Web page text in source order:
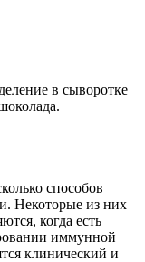
в сыворотке
способов
Некоторые из них
когда есть
иммунной
клинический и